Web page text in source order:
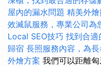
屋內的漏水問題 精美外
效滅鼠服務，專業公司為
Local SEO技巧 找到合適
歸宿 長照服務內容，為
外燴方案 我們可以距離